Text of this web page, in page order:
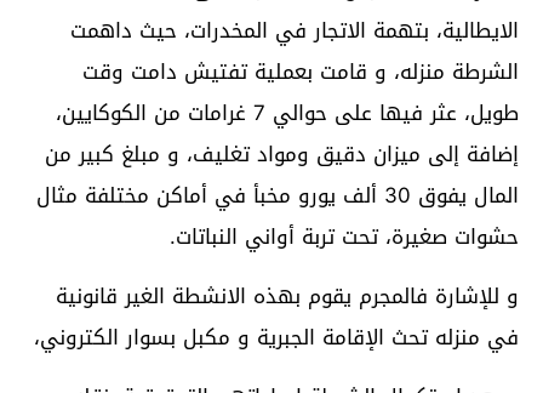
الايطالية، بتهمة الاتجار في المخدرات، حيث داهمت
الشرطة منزله، و قامت بعملية تفتيش دامت وقت
طويل، عثر فيها على حوالي 7 غرامات من الكوكايين،
إضافة إلى ميزان دقيق ومواد تغليف، و مبلغ كبير من
المال يفوق 30 ألف يورو مخبأ في أماكن مختلفة مثال
حشوات صغيرة، تحت تربة أواني النباتات.
و للإشارة فالمجرم يقوم بهذه الانشطة الغير قانونية
في منزله تحث الإقامة الجبرية و مكبل بسوار الكتروني،